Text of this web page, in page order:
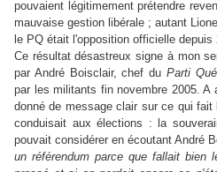
pouvaient légitimement prétendre
mauvaise gestion libérale ; autant
le PQ était l'opposition officielle depuis
Ce résultat désastreux signe à mon
par André Boisclair, chef du Parti
par les militants fin novembre 2005. A
donné de message clair sur ce qui fait
conduisait aux élections : la
pouvait considérer en écoutant André
un référendum parce que fallait bien